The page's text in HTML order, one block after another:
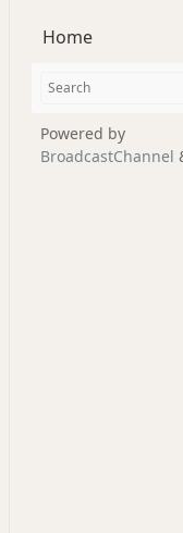
Home
Powered by
BroadcastChannel